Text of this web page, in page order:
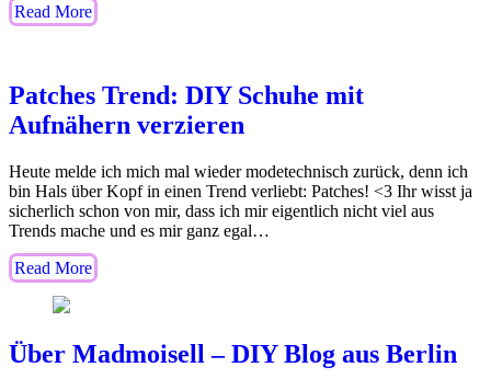
Read More
Patches Trend: DIY Schuhe mit
Aufnähern verzieren
Heute melde ich mich mal wieder modetechnisch zurück, denn ich
bin Hals über Kopf in einen Trend verliebt: Patches! <3 Ihr wisst ja
sicherlich schon von mir, dass ich mir eigentlich nicht viel aus
Trends mache und es mir ganz egal…
Read More
Über Madmoisell – DIY Blog aus Berlin